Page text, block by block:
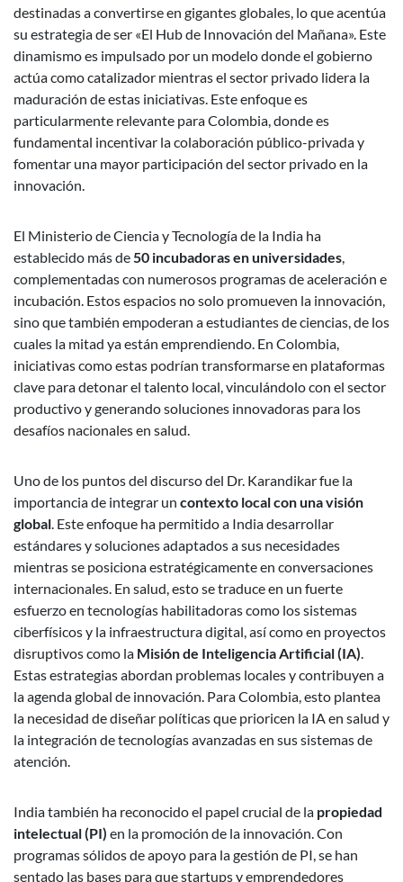
destinadas a convertirse en gigantes globales, lo que acentúa
su estrategia de ser «El Hub de Innovación del Mañana». Este
dinamismo es impulsado por un modelo donde el gobierno
actúa como catalizador mientras el sector privado lidera la
maduración de estas iniciativas. Este enfoque es
particularmente relevante para Colombia, donde es
fundamental incentivar la colaboración público-privada y
fomentar una mayor participación del sector privado en la
innovación.
El Ministerio de Ciencia y Tecnología de la India ha
establecido más de 50 incubadoras en universidades
complementadas con numerosos programas de aceleración e
incubación. Estos espacios no solo promueven la innovación,
sino que también empoderan a estudiantes de ciencias, de los
cuales la mitad ya están emprendiendo. En Colombia,
iniciativas como estas podrían transformarse en plataformas
clave para detonar el talento local, vinculándolo con el sector
productivo y generando soluciones innovadoras para los
desafíos nacionales en salud.
Uno de los puntos del discurso del Dr. Karandikar fue la
importancia de integrar un contexto local con una visión
global . Este enfoque ha permitido a India desarrollar
estándares y soluciones adaptados a sus necesidades
mientras se posiciona estratégicamente en conversaciones
internacionales. En salud, esto se traduce en un fuerte
esfuerzo en tecnologías habilitadoras como los sistemas
ciberfísicos y la infraestructura digital, así como en proyectos
disruptivos como la Misión de Inteligencia Artificial (IA)
Estas estrategias abordan problemas locales y contribuyen a
la agenda global de innovación. Para Colombia, esto plantea
la necesidad de diseñar políticas que prioricen la IA en salud y
la integración de tecnologías avanzadas en sus sistemas de
atención.
India también ha reconocido el papel crucial de la propiedad
intelectual (PI) en la promoción de la innovación. Con
programas sólidos de apoyo para la gestión de PI, se han
sentado las bases para que startups y emprendedores